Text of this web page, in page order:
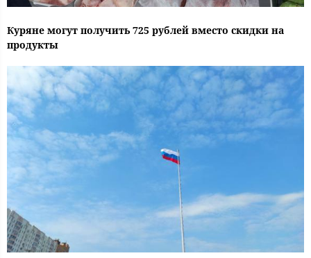
Куряне могут получить 725 рублей вместо скидки на
продукты